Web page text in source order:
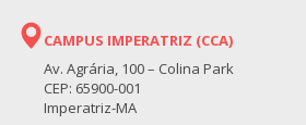
CAMPUS IMPERATRIZ (CCA)
Av. Agrária, 100 – Colina Park
CEP: 65900-001
Imperatriz-MA